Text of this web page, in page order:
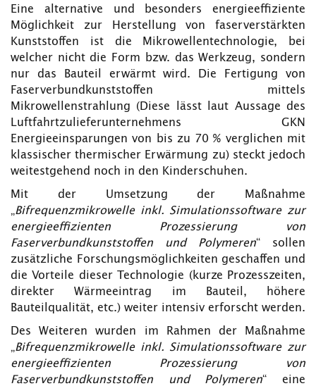
Eine alternative und besonders energieeffiziente
Möglichkeit zur Herstellung von faserverstärkten
Kunststoffen ist die Mikrowellentechnologie, bei
welcher nicht die Form bzw. das Werkzeug, sondern
nur das Bauteil erwärmt wird. Die Fertigung von
Faserverbundkunststoffen mittels
Mikrowellenstrahlung (Diese lässt laut Aussage des
Luftfahrtzulieferunternehmens GKN
Energieeinsparungen von bis zu 70 % verglichen mit
klassischer thermischer Erwärmung zu) steckt jedoch
weitestgehend noch in den Kinderschuhen.
Mit der Umsetzung der Maßnahme
„Bifrequenzmikrowelle inkl. Simulationssoftware zur
energieeffizienten Prozessierung von
Faserverbundkunststoffen und Polymeren“ sollen
zusätzliche Forschungsmöglichkeiten geschaffen und
die Vorteile dieser Technologie (kurze Prozesszeiten,
direkter Wärmeeintrag im Bauteil, höhere
Bauteilqualität, etc.) weiter intensiv erforscht werden.
Des Weiteren wurden im Rahmen der Maßnahme
„Bifrequenzmikrowelle inkl. Simulationssoftware zur
energieeffizienten Prozessierung von
Faserverbundkunststoffen und Polymeren“ eine